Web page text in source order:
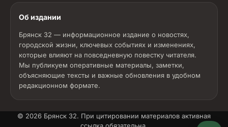
Об издании
Брянск 32 — информационное издание о новостях,
городской жизни, ключевых событиях и изменениях,
которые влияют на повседневную повестку читателя.
Мы публикуем оперативные материалы, заметки,
объясняющие тексты и важные обновления в удобном
редакционном формате.
© 2026 Брянск 32. При цитировании материалов активная